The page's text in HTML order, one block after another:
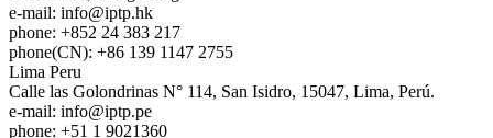
e-mail: info
iptp.hk
phone: +852 24 383 217
phone(CN): +86 139 1147 2755
Lima Peru
Calle las Golondrinas N° 114, San Isidro, 15047, Lima, Perú.
e-mail: info
iptp.pe
phone: +51 1 9021360